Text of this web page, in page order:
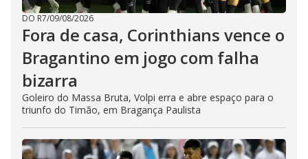
DO R7/09/08/2026
Fora de casa, Corinthians vence o
Bragantino em jogo com falha
bizarra
Goleiro do Massa Bruta, Volpi erra e abre espaço para o
triunfo do Timão, em Bragança Paulista